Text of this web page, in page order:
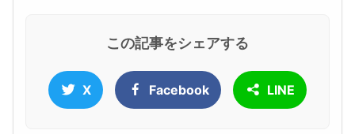
この記事をシェアする
X Facebook LINE